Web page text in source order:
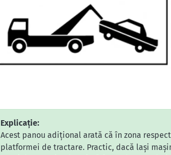
Explicație:
Acest panou adițional arată că în zona
platformei de tractare. Practic, dacă lași